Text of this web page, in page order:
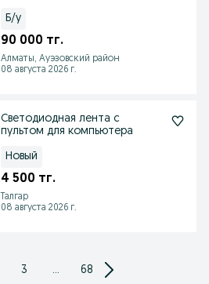
Б/у
90 000 тг.
Алматы, Ауэзовский район
08 августа 2026 г.
Светодиодная лента с
пультом для компьютера
Новый
4 500 тг.
Талгар
08 августа 2026 г.
3 ... 68